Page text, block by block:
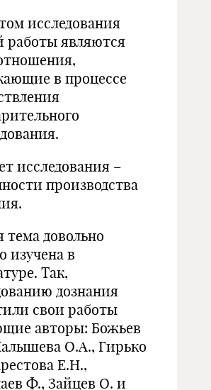
исследования
работы являются
в процессе
исследования –
производства
тема довольно
изучена в
Так,
дознания
свои работы
авторы: Божьев
О.А., Гирько
Е.Н.,
Ф., Зайцев О. и